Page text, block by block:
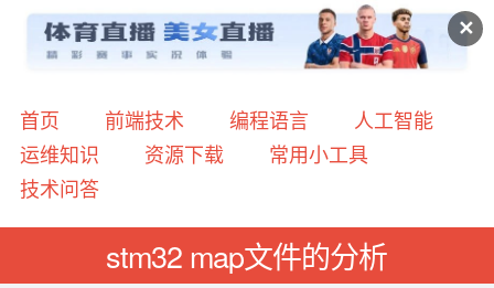
✕
首页 前端技术 编程语言
人工智能
运维知识
资源下载
常用小工具
技术问答
stm32 map文件的分析